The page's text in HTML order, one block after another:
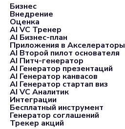
Бизнес
Внедрение
Оценка
AI VC Тренер
AI Бизнес-план
Приложения в Акселераторы
AI Второй пилот основателя
AI Питч-генератор
AI Генератор презентаций
AI Генератор канвасов
AI Генератор стартап виз
AI VC Аналитик
Интеграции
Бесплатный инструмент
Генератор соглашений
Трекер акций